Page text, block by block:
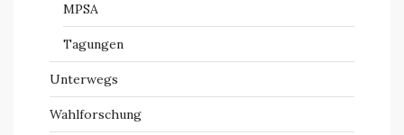
MPSA
Tagungen
Unterwegs
Wahlforschung